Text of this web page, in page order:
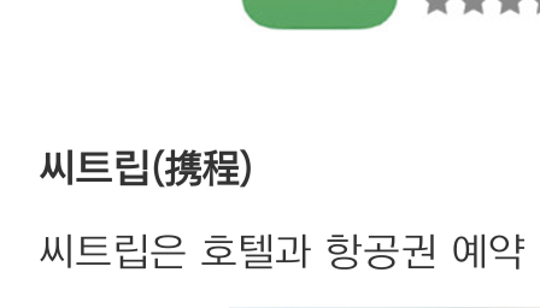
씨트립(携程)
씨트립은 호텔과 항공권 예